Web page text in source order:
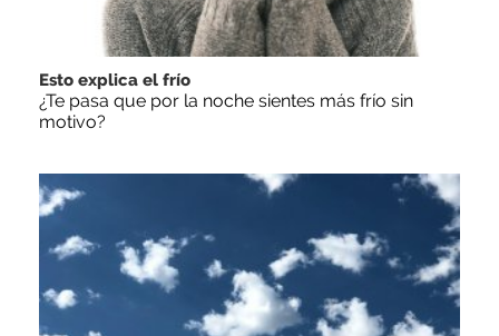
Esto explica el frío
¿Te pasa que por la noche sientes más frío sin
motivo?